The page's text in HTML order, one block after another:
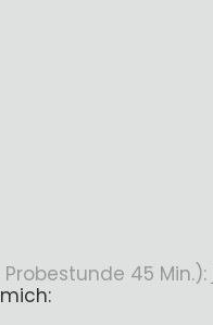
45 Min.):